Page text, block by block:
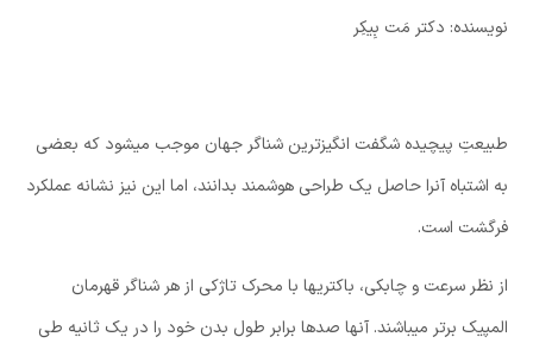
نویسنده: دکتر مَت بِیکِر
طبیعتِ پیچیده شگفت انگیزترین شناگر جهان موجب میشود که بعضی
به اشتباه آنرا حاصل یک طراحی هوشمند بدانند، اما این نیز نشانه عملکرد
فرگشت است.
از نظر سرعت و چابکی، باکتریها با محرک تاژکی از هر شناگر قهرمان
المپیک برتر میباشند. آنها صدها برابر طول بدن خود را در یک ثانیه طی